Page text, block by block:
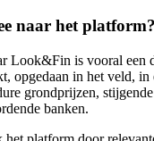
naar het platform?
Look&Fin is vooral een
opgedaan in het veld, in
grondprijzen,
banken.